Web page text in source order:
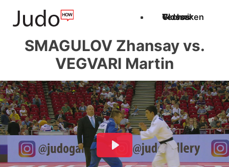
Techniken
Videos
Glossar
SMAGULOV Zhansay vs.
VEGVARI Martin